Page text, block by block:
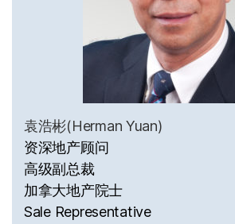
袁浩彬(Herman Yuan)
资深地产顾问
高级副总裁
加拿大地产院士
Sale Representative